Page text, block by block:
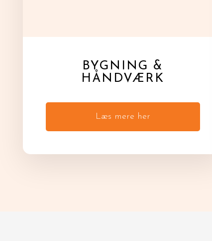
BYGNING &
HÅNDVÆRK
Læs mere her